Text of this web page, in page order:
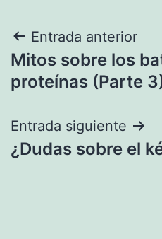
Navegación
de
Entrada anterior
Mitos sobre los
proteínas (Parte
Entrada siguiente
¿Dudas sobre el